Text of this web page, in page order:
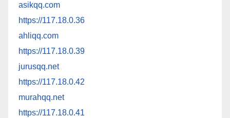
asikqq.com
https://117.18.0.36
ahliqq.com
https://117.18.0.39
jurusqq.net
https://117.18.0.42
murahqq.net
https://117.18.0.41